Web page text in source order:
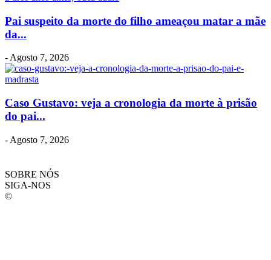
Pai suspeito da morte do filho ameaçou matar a mãe
da...
- Agosto 7, 2026
Caso Gustavo: veja a cronologia da morte à prisão
do pai...
- Agosto 7, 2026
SOBRE NÓS
SIGA-NOS
©